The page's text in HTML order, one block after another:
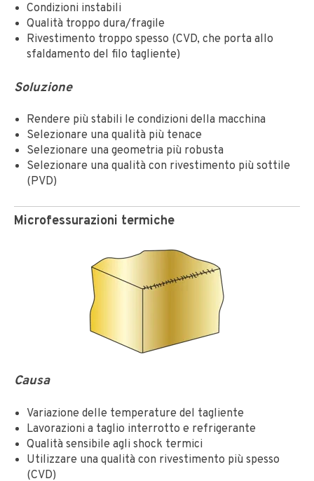
Condizioni instabili
Qualità troppo dura/fragile
Rivestimento troppo spesso (CVD, che porta allo
sfaldamento del filo tagliente)
Soluzione
Rendere più stabili le condizioni della macchina
Selezionare una qualità più tenace
Selezionare una geometria più robusta
Selezionare una qualità con rivestimento più sottile
(PVD)
Microfessurazioni termiche
Causa
Variazione delle temperature del tagliente
Lavorazioni a taglio interrotto e refrigerante
Qualità sensibile agli shock termici
Utilizzare una qualità con rivestimento più spesso
(CVD)